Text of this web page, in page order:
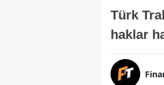
Türk
haklar